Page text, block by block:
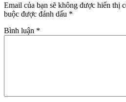
Email của bạn sẽ không được hiển thị
buộc được đánh dấu *
Bình luận *